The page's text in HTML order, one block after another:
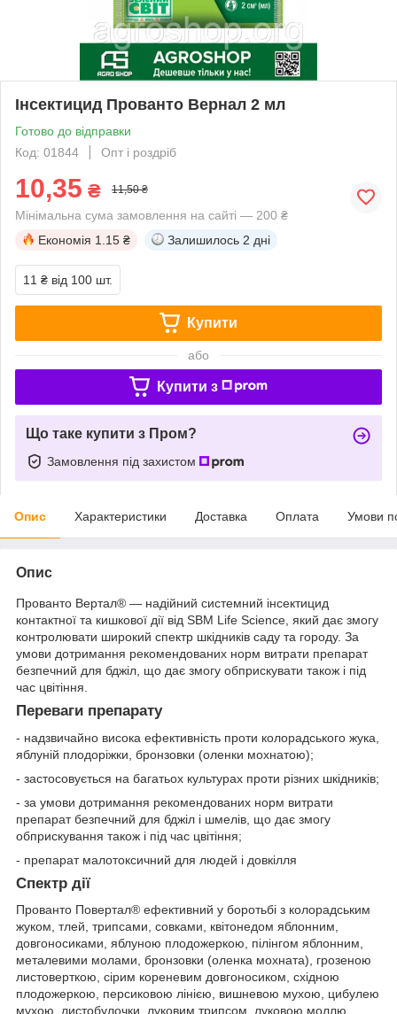
Інсектицид Прованто Вернал 2 мл
Готово до відправки
Код: 01844
Опт і роздріб
10,35 ₴ 11,50 ₴
Мінімальна сума замовлення на сайті — 200 ₴
Економія 1.15 ₴ Залишилось 2 дні
11 ₴ від 100 шт.
Купити
або
Купити з
Що таке купити з Пром?
Замовлення під захистом
Опис Характеристики Доставка Оплата Умови
Опис
Прованто Вертал® — надійний системний інсектицид
контактної та кишкової дії від SBM Life Science, який дає змогу
контролювати широкий спектр шкідників саду та городу. За
умови дотримання рекомендованих норм витрати препарат
безпечний для бджіл, що дає змогу обприскувати також і під
час цвітіння.
Переваги препарату
- надзвичайно висока ефективність проти колорадського жука,
яблуній плодоріжки, бронзовки (оленки мохнатою);
- застосовується на багатьох культурах проти різних шкідників;
- за умови дотримання рекомендованих норм витрати
препарат безпечний для бджіл і шмелів, що дає змогу
обприскування також і під час цвітіння;
- препарат малотоксичний для людей і довкілля
Спектр дії
Прованто Повертал® ефективний у боротьбі з колорадським
жуком, тлей, трипсами, совками, квітонедом яблонним,
довгоносиками, яблуною плодожеркою, пілінгом яблонним,
металевими молами, бронзовки (оленка мохната), грозеною
листоверткою, сірим кореневим довгоносиком, східною
плодожеркою, персиковою лінією, вишневою мухою, цибулею
мухою, листобулочки, луковим трипсом, луковою моллю,